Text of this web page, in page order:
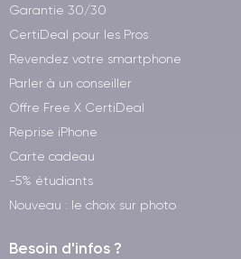
Garantie 30/30
CertiDeal pour les Pros
Revendez votre smartphone
Parler à un conseiller
Offre Free X CertiDeal
Reprise iPhone
Carte cadeau
-5% étudiants
Nouveau : le choix sur photo
Besoin d'infos ?